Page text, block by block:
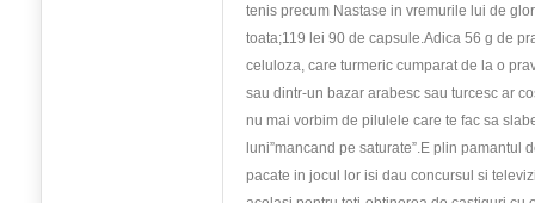
tenis precum Nastase in vremurile lui de
toata;119 lei 90 de capsule.Adica 56 g de
celuloza, care turmeric cumparat de la o
sau dintr-un bazar arabesc sau turcesc ar
nu mai vorbim de pilulele care te fac sa
luni”mancand pe saturate”.E plin pamantul
pacate in jocul lor isi dau concursul si